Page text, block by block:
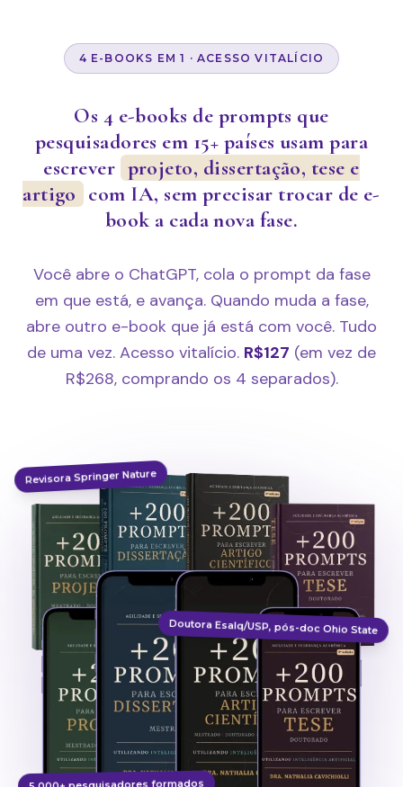
4 E-BOOKS EM 1 · ACESSO VITALÍCIO
Os 4 e-books de prompts que
pesquisadores em 15+ países usam para
escrever projeto, dissertação, tese e
artigo com IA, sem precisar trocar de e-
book a cada nova fase.
Você abre o ChatGPT, cola o prompt da fase
em que está, e avança. Quando muda a fase,
abre outro e-book que já está com você. Tudo
de uma vez. Acesso vitalício. R$127 (em vez de
R$268, comprando os 4 separados).
Revisora Springer Nature
Doutora Esalq/USP, pós-doc Ohio State